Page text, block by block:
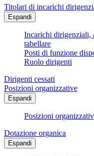
Titolari di incarichi
Espandi
Incarichi dirigenziali,
tabellare
Posti di funzione
Ruolo dirigenti
Dirigenti cessati
Posizioni organizzative
Espandi
Posizioni
Dotazione organica
Espandi